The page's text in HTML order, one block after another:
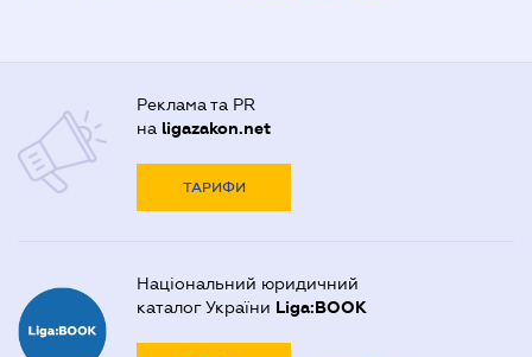
Реклама та PR
на ligazakon.net
ТАРИФИ
Національний юридичний
каталог України Liga:BOOK